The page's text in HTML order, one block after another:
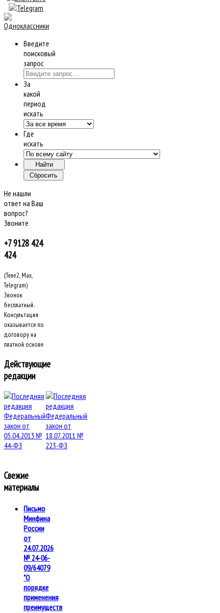
Введите
поисковый
запрос
За
какой
период
искать
Где
искать
Не нашли
ответ на Ваш
вопрос?
Звоните
+7 9128 424
424
(Теле2, Max,
Telegram)
Звонок
бесплатный.
Консультация
оказывается по
договору на
платной основе
Действующие
редакции
Свежие
материалы
Письмо
Минфина
России
от
24.07.2026
№ 24-06-
09/64079
"О
порядке
применения
преимуществ